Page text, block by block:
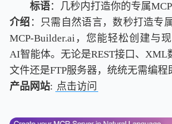
标语：几秒内打造你的专属
介绍 ：只需自然语言，数秒打造专
MCP-Builder.ai，您能轻松创建与
AI智能体。无论是REST接口、XML
文件还是FTP服务器，统统无需编程
产品网站: 点击访问